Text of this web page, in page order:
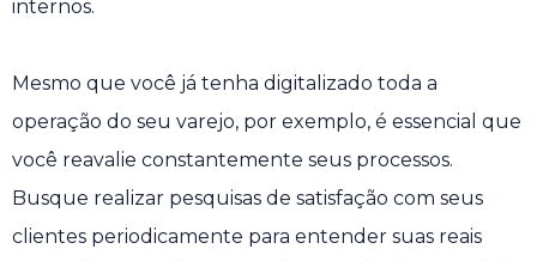
internos.
Mesmo que você já tenha digitalizado toda a
operação do seu varejo, por exemplo, é essencial que
você reavalie constantemente seus processos.
Busque realizar pesquisas de satisfação com seus
clientes periodicamente para entender suas reais